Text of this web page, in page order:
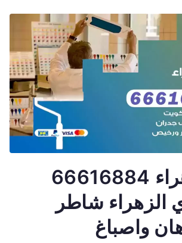
صباغ الزهراء 66616884
الزهراء شاطر
واصباغ